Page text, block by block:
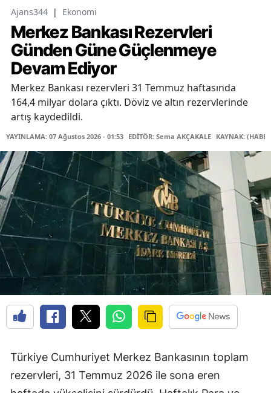
Ajans344 | Ekonomi
Merkez Bankası Rezervleri
Günden Güne Güçlenmeye
Devam Ediyor
Merkez Bankası rezervleri 31 Temmuz haftasında
164,4 milyar dolara çıktı. Döviz ve altın rezervlerinde
artış kaydedildi.
YAYINLAMA: 07 Ağustos 2026 - 01:53 EDİTÖR: Sema AKÇAKALE KAYNAK:
Türkiye Cumhuriyet Merkez Bankasının toplam
rezervleri, 31 Temmuz 2026 ile sona eren